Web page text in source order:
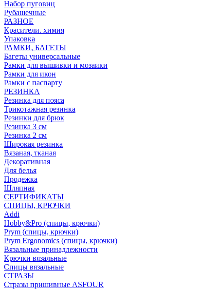
Набор пуговиц
Рубашечные
РАЗНОЕ
Красители. химия
Упаковка
РАМКИ, БАГЕТЫ
Багеты универсальные
Рамки для вышивки и мозаики
Рамки для икон
Рамки с паспарту
РЕЗИНКА
Резинка для пояса
Трикотажная резинка
Резинки для брюк
Резинка 3 см
Резинка 2 см
Широкая резинка
Вязаная, тканая
Декоративная
Для белья
Продежка
Шляпная
СЕРТИФИКАТЫ
СПИЦЫ, КРЮЧКИ
Addi
Hobby&Pro (спицы, крючки)
Prym (спицы, крючки)
Prym Ergonomics (спицы, крючки)
Вязальные принадлежности
Крючки вязальные
Спицы вязальные
СТРАЗЫ
Стразы пришивные ASFOUR